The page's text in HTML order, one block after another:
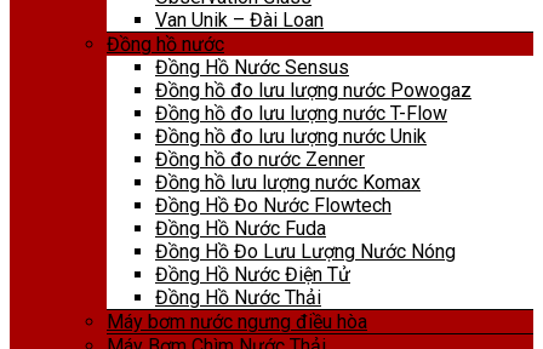
Van Unik – Đài Loan
Đồng hồ nước
Đồng Hồ Nước Sensus
Đồng hồ đo lưu lượng nước Powogaz
Đồng hồ đo lưu lượng nước T-Flow
Đồng hồ đo lưu lượng nước Unik
Đồng hồ đo nước Zenner
Đồng hồ lưu lượng nước Komax
Đồng Hồ Đo Nước Flowtech
Đồng Hồ Nước Fuda
Đồng Hồ Đo Lưu Lượng Nước Nóng
Đồng Hồ Nước Điện Tử
Đồng Hồ Nước Thải
Máy bơm nước ngưng điều hòa